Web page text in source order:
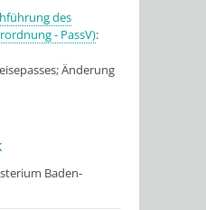
des
- PassV):
Änderung
Baden-